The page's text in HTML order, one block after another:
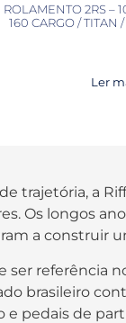
ROLAMENTO 2RS –
160 CARGO / TITAN
Ler
trajetória, a
Os longos
a construir
ser referência
brasileiro
e pedais de